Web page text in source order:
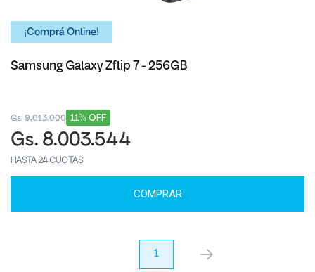
¡Comprá Online!
Samsung Galaxy Zflip 7 - 256GB
11% OFF
Gs. 9.013.000
Gs. 8.003.544
HASTA 24 CUOTAS
COMPRAR
1 próximo